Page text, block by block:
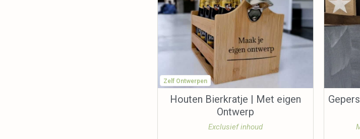
Zelf Ontwerpen
Houten Bierkratje | Met eigen
Ontwerp
Exclusief inhoud